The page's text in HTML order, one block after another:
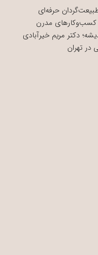
حرفه‌ای
کسب‌وکارهای مدرن
دکتر مریم خیرآبادی
تهران